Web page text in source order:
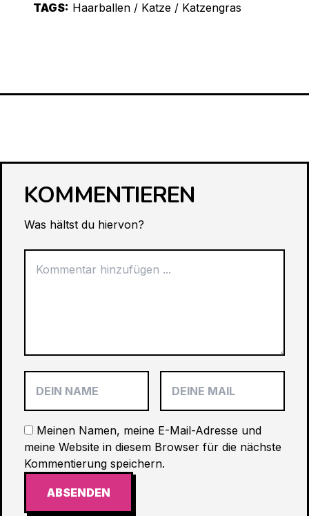
TAGS: Haarballen / Katze / Katzengras
KOMMENTIEREN
Was hältst du hiervon?
Meinen Namen, meine E-Mail-Adresse und
meine Website in diesem Browser für die nächste
Kommentierung speichern.
ABSENDEN